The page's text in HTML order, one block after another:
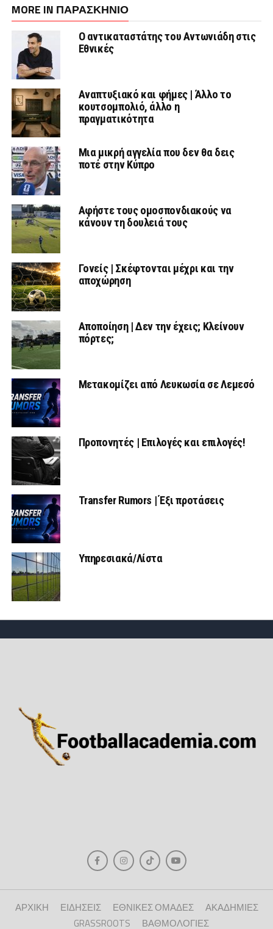
MORE IN ΠΑΡΑΣΚΉΝΙΟ
Ο αντικαταστάτης του Αντωνιάδη στις
Εθνικές
Αναπτυξιακό και φήμες | Άλλο το
κουτσομπολιό, άλλο η
πραγματικότητα
Μια μικρή αγγελία που δεν θα δεις
ποτέ στην Κύπρο
Αφήστε τους ομοσπονδιακούς να
κάνουν τη δουλειά τους
Γονείς | Σκέφτονται μέχρι και την
αποχώρηση
Αποποίηση | Δεν την έχεις; Κλείνουν
πόρτες;
Μετακομίζει από Λευκωσία σε Λεμεσό
Προπονητές | Επιλογές και επιλογές!
Transfer Rumors | Έξι προτάσεις
Υπηρεσιακά/Λίστα
ΑΡΧΙΚΗ ΕΙΔΗΣΕΙΣ ΕΘΝΙΚΕΣ ΟΜΑΔΕΣ
ΑΚΑΔΗΜΙΕΣ
GRASSROOTS
ΒΑΘΜΟΛΟΓΙΕΣ